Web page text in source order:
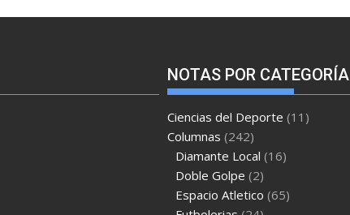
NOTAS POR CATEGORÍA
Ciencias del Deporte (11)
Columnas (242)
Diamante Local (16)
Doble Golpe (2)
Espacio Atletico (65)